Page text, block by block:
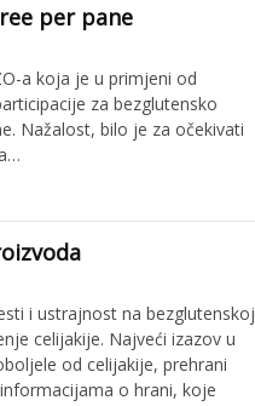
per pane
a koja je u primjeni od
za bezglutensko
Nažalost, bilo je za očekivati
i ustrajnost na bezglutenskoj
celijakije. Najveći izazov u
od celijakije, prehrani
o hrani, koje